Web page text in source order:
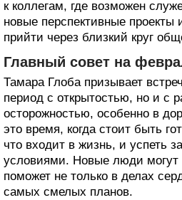
к коллегам, где возможен
новые перспективные проекты
прийти через близкий круг
Главный совет на
Тамара Глоба призывает
период с открытостью, но и с
осторожностью, особенно в
это время, когда стоит быть
что входит в жизнь, и успеть
условиями. Новые люди могут
поможет не только в делах
самых смелых планов.